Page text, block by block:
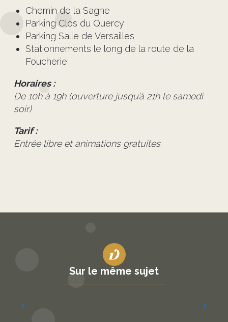
Chemin de la Sagne
Parking Clos du Quercy
Parking Salle de Versailles
Stationnements le long de la route de la
Foucherie
Horaires :
De 10h à 19h (ouverture jusqu’à 21h le samedi
soir)
Tarif :
Entrée libre et animations gratuites
Sur le même sujet